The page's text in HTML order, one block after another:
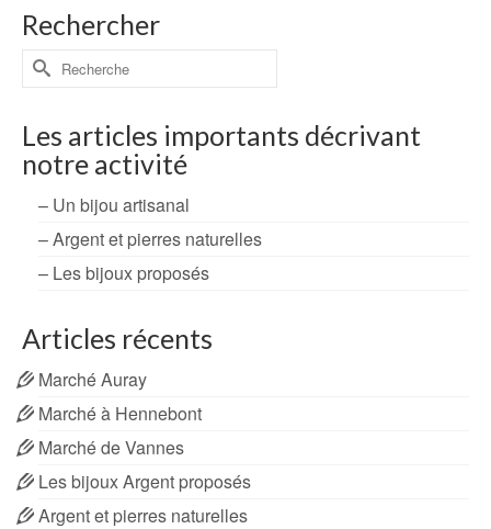
Rechercher
Rechercher :
Les articles importants décrivant
notre activité
– Un bijou artisanal
– Argent et pierres naturelles
– Les bijoux proposés
Articles récents
Marché Auray
Marché à Hennebont
Marché de Vannes
Les bijoux Argent proposés
Argent et pierres naturelles